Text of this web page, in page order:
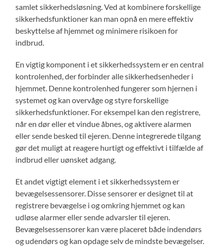
samlet sikkerhedsløsning. Ved at kombinere forskellige
sikkerhedsfunktioner kan man opnå en mere effektiv
beskyttelse af hjemmet og minimere risikoen for
indbrud.
En vigtig komponent i et sikkerhedssystem er en central
kontrolenhed, der forbinder alle sikkerhedsenheder i
hjemmet. Denne kontrolenhed fungerer som hjernen i
systemet og kan overvåge og styre forskellige
sikkerhedsfunktioner. For eksempel kan den registrere,
når en dør eller et vindue åbnes, og aktivere alarmen
eller sende besked til ejeren. Denne integrerede tilgang
gør det muligt at reagere hurtigt og effektivt i tilfælde af
indbrud eller uønsket adgang.
Et andet vigtigt element i et sikkerhedssystem er
bevægelsessensorer. Disse sensorer er designet til at
registrere bevægelse i og omkring hjemmet og kan
udløse alarmer eller sende advarsler til ejeren.
Bevægelsessensorer kan være placeret både indendørs
og udendørs og kan opdage selv de mindste bevægelser.